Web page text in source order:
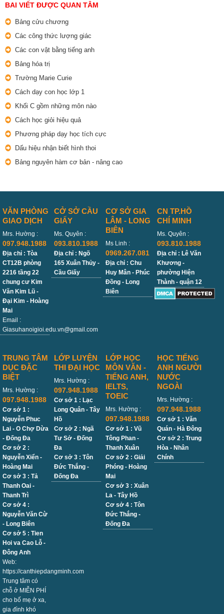
BAI VIẾT ĐƯỢC QUAN TÂM
Bảng cửu chương
Các công thức lượng giác
Các con vật bằng tiếng anh
Bảng hóa trị
Trường Marie Curie
Cách dạy con học lớp 1
Khối C gồm những môn nào
Cách học giỏi hiệu quả
Phương pháp dạy học tích cực
Dấu hiệu nhận biết hình thoi
Bảng nguyên hàm cơ bản - nâng cao
VĂN PHÒNG
GIAO DỊCH
Mrs. Hường :
097.948.1988
Địa chỉ : Tòa
CT12B phòng
2216 tầng 22
chung cư Kim
Văn Kim Lũ -
Đại Kim - Hoàng
Mai
Email :
Giasuhanoigioi.edu.vn@gmail.com
CỞ SỞ CẦU
GIẤY
Ms. Quyên :
093.810.1988
Địa chỉ : Ngõ
165 Xuân Thủy -
Cầu Giấy
CƠ SỞ GIA
LÂM - LONG
BIÊN
Ms Linh :
0969.267.081
Địa chỉ : Chu
Huy Mân - Phúc
Đồng - Long
Biên
CN TP.HỒ
CHÍ MINH
Ms. Quyên :
093.810.1988
Địa chỉ : Lê Văn
Khương -
phường Hiện
Thành - quận 12
TRUNG TÂM
DỤC ĐẶC
BIỆT
Mrs. Hường :
097.948.1988
Cơ sở 1 :
Nguyễn Phuc
Lai - O Chợ Dừa
- Đống Đa
Cơ sở 2 :
Nguyễn Xiển -
Hoàng Mai
Cơ sở 3 : Tả
Thanh Oai -
Thanh Trì
Cơ sở 4 :
Nguyễn Văn Cừ
- Long Biên
Cơ sở 5 : Tien
Hoi va Cao Lỗ -
Đông Anh
Web:
https://canthiepdangminh.com
Trung tâm có
chỗ ở MIỄN PHÍ
cho bố mẹ ở xa,
gia đình khó
LỚP LUYỆN
THI ĐẠI HỌC
Mrs. Hường :
097.948.1988
Cơ sở 1 : Lạc
Long Quân - Tây
Hồ
Cơ sở 2 : Ngã
Tư Sở - Đống
Đa
Cơ sở 3 : Tôn
Đức Thắng -
Đống Đa
LỚP HỌC
MÔN VĂN -
TIẾNG ANH,
IELTS,
TOEIC
Mrs. Hường :
097.948.1988
Cơ sở 1 : Vũ
Tông Phan -
Thanh Xuân
Cơ sở 2 : Giải
Phóng - Hoàng
Mai
Cơ sở 3 : Xuân
La - Tây Hồ
Cơ sở 4 : Tôn
Đức Thắng -
Đống Đa
HỌC TIẾNG
ANH NGƯỜI
NƯỚC
NGOÀI
Mrs. Hường :
097.948.1988
Cơ sở 1 : Văn
Quán - Hà Đông
Cơ sở 2 : Trung
Hòa - Nhân
Chính